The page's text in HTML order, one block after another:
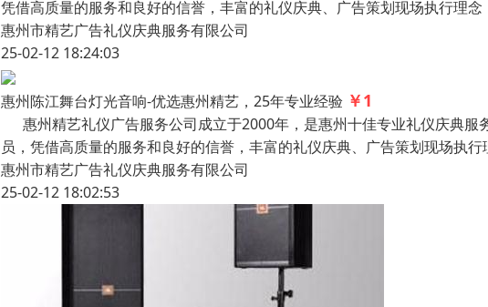
凭借高质量的服务和良好的信誉，丰富的礼仪庆典、广告策划现场执行理
惠州市精艺广告礼仪庆典服务有限公司
25-02-12 18:24:03
惠州陈江舞台灯光音响-优选惠州精艺，25年专业经验 ￥1
惠州精艺礼仪广告服务公司成立于2000年，是惠州十佳专业礼仪庆典服
员，凭借高质量的服务和良好的信誉，丰富的礼仪庆典、广告策划现场执
惠州市精艺广告礼仪庆典服务有限公司
25-02-12 18:02:53